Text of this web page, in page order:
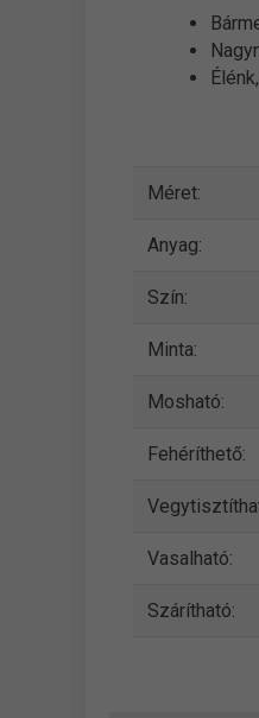
Méret:
Anyag:
Szín:
Minta:
Mosható:
Fehéríthető:
Vasalható:
Szárítható: